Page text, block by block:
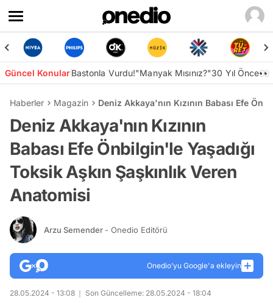
Güncel KonularBastonla Vurdu!"Manyak Mısınız?"30 Yıl Önce👀
Haberler Magazin Deniz Akkaya'nın Kızının Babası Efe
Deniz Akkaya'nın Kızının
Babası Efe Önbilgin'le Yaşadığı
Toksik Aşkın Şaşkınlık Veren
Anatomisi
Arzu Semender - Onedio Editörü
Onedio’yu Google'a ekleyin
28.05.2024 - 13:08 Son Güncelleme: 28.05.2024 - 18:04